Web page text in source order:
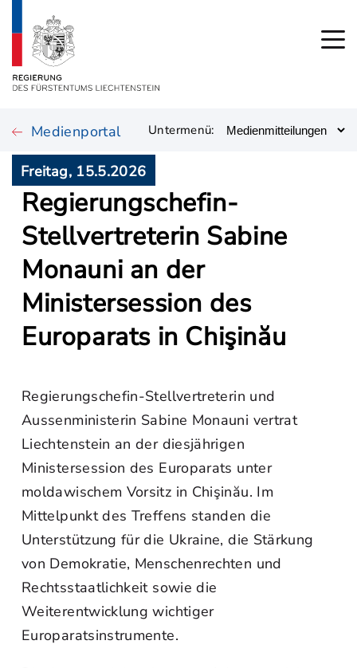
Medienportal Untermenü:
Freitag, 15.5.2026
Regierungschefin-
Stellvertreterin Sabine
Monauni an der
Ministersession des
Europarats in Chişinău
Regierungschefin-Stellvertreterin und
Aussenministerin Sabine Monauni vertrat
Liechtenstein an der diesjährigen
Ministersession des Europarats unter
moldawischem Vorsitz in Chişinău. Im
Mittelpunkt des Treffens standen die
Unterstützung für die Ukraine, die Stärkung
von Demokratie, Menschenrechten und
Rechtsstaatlichkeit sowie die
Weiterentwicklung wichtiger
Europaratsinstrumente.